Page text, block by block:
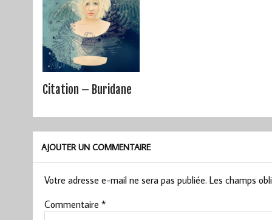
Citation – Buridane
AJOUTER UN COMMENTAIRE
Votre adresse e-mail ne sera pas publiée. Les champs
Commentaire *